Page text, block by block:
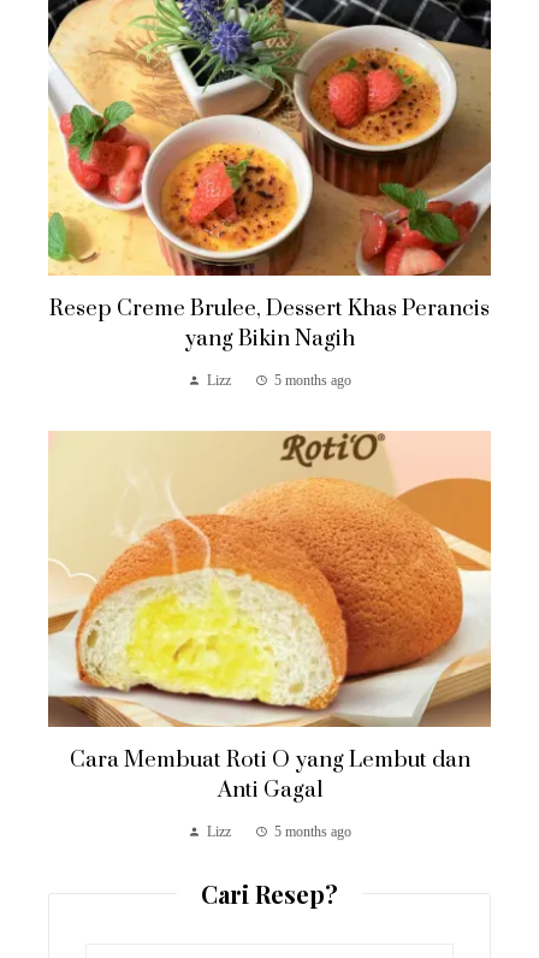
Resep Creme Brulee, Dessert Khas Perancis
yang Bikin Nagih
Lizz 5 months ago
Cara Membuat Roti O yang Lembut dan
Anti Gagal
Lizz 5 months ago
Cari Resep?